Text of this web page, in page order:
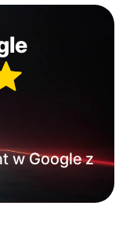
w Google z